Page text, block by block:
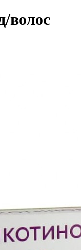
волос